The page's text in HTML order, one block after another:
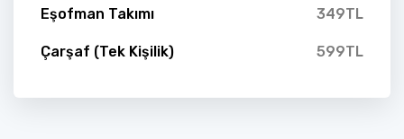
Eşofman Takımı 349TL
Çarşaf (Tek Kişilik) 599TL